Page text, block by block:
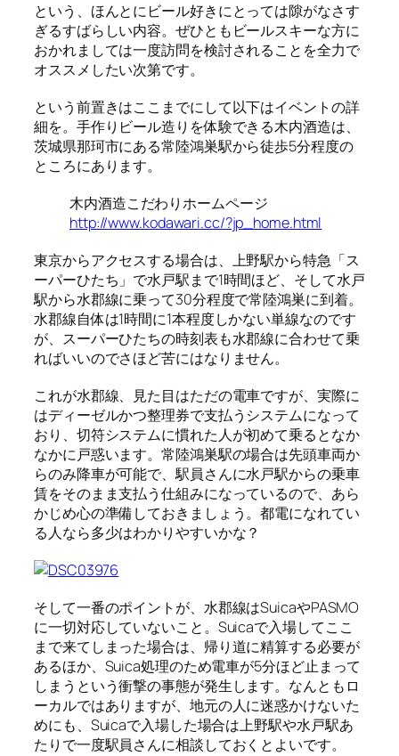
という、ほんとにビール好きにとっては隙がなさす
ぎるすばらしい内容。ぜひともビールスキーな方に
おかれましては一度訪問を検討されることを全力で
オススメしたい次第です。
という前置きはここまでにして以下はイベントの詳
細を。手作りビール造りを体験できる木内酒造は、
茨城県那珂市にある常陸鴻巣駅から徒歩5分程度の
ところにあります。
木内酒造こだわりホームページ
http://www.kodawari.cc/?jp_home.html
東京からアクセスする場合は、上野駅から特急「ス
ーパーひたち」で水戸駅まで1時間ほど、そして水戸
駅から水郡線に乗って30分程度で常陸鴻巣に到着。
水郡線自体は1時間に1本程度しかない単線なのです
が、スーパーひたちの時刻表も水郡線に合わせて乗
ればいいのでさほど苦にはなりません。
これが水郡線、見た目はただの電車ですが、実際に
はディーゼルかつ整理券で支払うシステムになって
おり、切符システムに慣れた人が初めて乗るとなか
なかに戸惑います。常陸鴻巣駅の場合は先頭車両か
らのみ降車が可能で、駅員さんに水戸駅からの乗車
賃をそのまま支払う仕組みになっているので、あら
かじめ心の準備しておきましょう。都電になれてい
る人なら多少はわかりやすいかな？
そして一番のポイントが、水郡線はSuicaやPASMO
に一切対応していないこと。Suicaで入場してここ
まで来てしまった場合は、帰り道に精算する必要が
あるほか、Suica処理のため電車が5分ほど止まって
しまうという衝撃の事態が発生します。なんともロ
ーカルではありますが、地元の人に迷惑かけないた
めにも、Suicaで入場した場合は上野駅や水戸駅あ
たりで一度駅員さんに相談しておくとよいです。